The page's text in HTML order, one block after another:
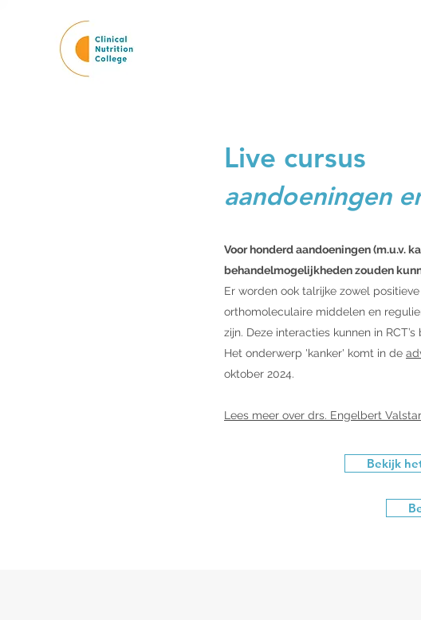
Live cursus
aandoeningen
Voor honderd aandoeningen (m.u.v.
behandelmogelijkheden zouden
Er worden ook talrijke zowel
orthomoleculaire middelen en
zijn. Deze interacties kunnen in
Het onderwerp 'kanker' komt in de
oktober 2024.
Lees meer over drs. Engelbert
Bekijk